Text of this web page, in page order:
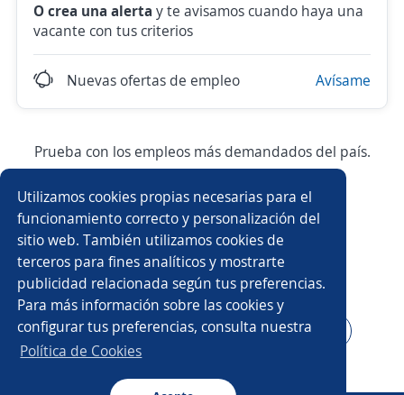
Utilizamos cookies propias necesarias para el
funcionamiento correcto y personalización del
sitio web. También utilizamos cookies de
terceros para fines analíticos y mostrarte
publicidad relacionada según tus preferencias.
Para más información sobre las cookies y
configurar tus preferencias, consulta nuestra
Política de Cookies
O crea una alerta y te avisamos cuando haya una
vacante con tus criterios
Nuevas ofertas de empleo Avísame
Prueba con los empleos más demandados del país.
Asesor/a comercial Asesor/a comercial freelance
Producción Ejecutivo/a comercial
Auxiliar de almacén Asesor/a telefónico
Auxiliar administrativo/a Asesor/a servicio al cliente
Auxiliar de cocina Conductor/a